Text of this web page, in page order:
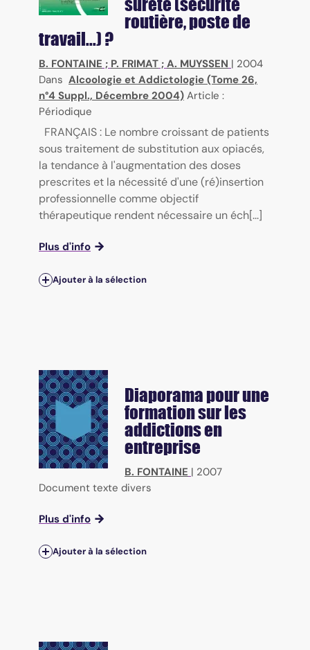
routière, poste de
travail...) ?
B. FONTAINE ; P. FRIMAT ; A. MUYSSEN | 2004
Dans Alcoologie et Addictologie (Tome 26,
n°4 Suppl., Décembre 2004) Article :
Périodique
FRANÇAIS : Le nombre croissant de patients
sous traitement de substitution aux opiacés,
la tendance à l'augmentation des doses
prescrites et la nécessité d'une (ré)insertion
professionnelle comme objectif
thérapeutique rendent nécessaire un éch[...]
Plus d'info
Ajouter à la sélection
Diaporama pour une
formation sur les
addictions en
entreprise
B. FONTAINE | 2007
Document texte divers
Plus d'info
Ajouter à la sélection